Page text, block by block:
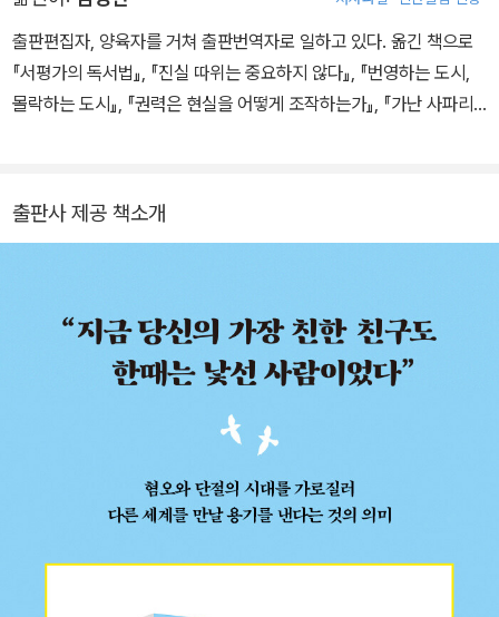
출판편집자, 양육자를 거쳐 출판번역자로 일하고 있다. 옮긴 책으로
『서평가의 독서법』, 『진실 따위는 중요하지 않다』, 『번영하는 도시,
몰락하는 도시』, 『권력은 현실을 어떻게 조작하는가』, 『가난 사파리』
출판사 제공 책소개